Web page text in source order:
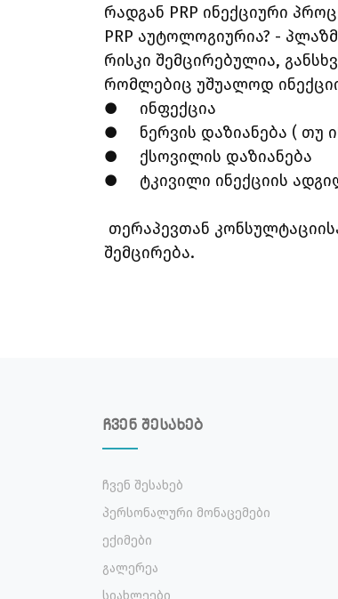
რადგან PRP ინექციური
PRP აუტოლოგიურია? -
რისკი შემცირებულია,
რომლებიც უშუალოდ
●
ინფექცია
●
ნერვის დაზიანება ( თუ
●
ქსოვილის დაზიანება
●
ტკივილი ინექციის
თერაპევთან
შემცირება.
ჩვენ შესახებ
Ჩვენ Შესახებ
Პერსონალური Მონაცემები
Ექიმები
Გალერეა